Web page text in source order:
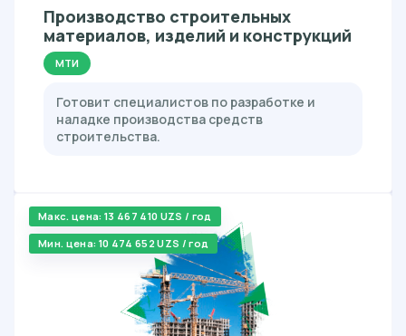
Производство строительных
материалов, изделий и конструкций
МТИ
Готовит специалистов по разработке и
наладке производства средств
строительства.
Макс. цена: 13 467 410 UZS / год
Мин. цена: 10 474 652 UZS / год